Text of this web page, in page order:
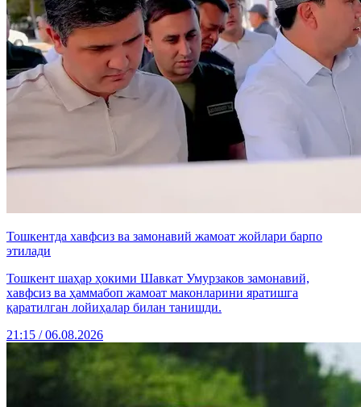
Тошкентда хавфсиз ва замонавий жамоат жойлари барпо
этилади
Тошкент шаҳар ҳокими Шавкат Умурзаков замонавий,
хавфсиз ва ҳаммабоп жамоат маконларини яратишга
қаратилган лойиҳалар билан танишди.
21:15 / 06.08.2026